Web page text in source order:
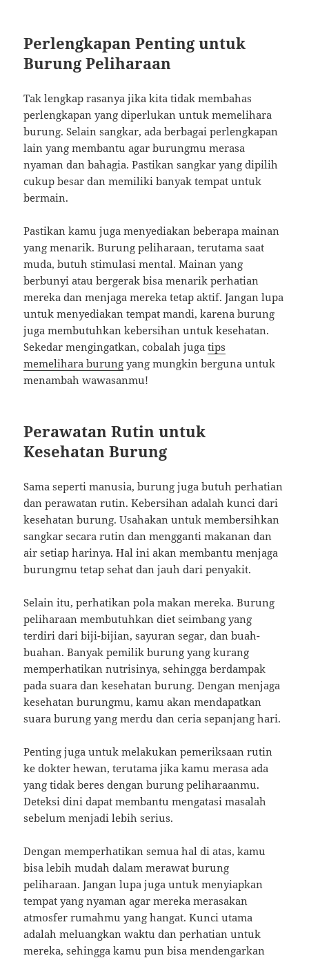
Perlengkapan Penting untuk
Burung Peliharaan
Tak lengkap rasanya jika kita tidak membahas
perlengkapan yang diperlukan untuk memelihara
burung. Selain sangkar, ada berbagai perlengkapan
lain yang membantu agar burungmu merasa
nyaman dan bahagia. Pastikan sangkar yang dipilih
cukup besar dan memiliki banyak tempat untuk
bermain.
Pastikan kamu juga menyediakan beberapa mainan
yang menarik. Burung peliharaan, terutama saat
muda, butuh stimulasi mental. Mainan yang
berbunyi atau bergerak bisa menarik perhatian
mereka dan menjaga mereka tetap aktif. Jangan lupa
untuk menyediakan tempat mandi, karena burung
juga membutuhkan kebersihan untuk kesehatan.
Sekedar mengingatkan, cobalah jugatips
memelihara burung yang mungkin berguna untuk
menambah wawasanmu!
Perawatan Rutin untuk
Kesehatan Burung
Sama seperti manusia, burung juga butuh perhatian
dan perawatan rutin. Kebersihan adalah kunci dari
kesehatan burung. Usahakan untuk membersihkan
sangkar secara rutin dan mengganti makanan dan
air setiap harinya. Hal ini akan membantu menjaga
burungmu tetap sehat dan jauh dari penyakit.
Selain itu, perhatikan pola makan mereka. Burung
peliharaan membutuhkan diet seimbang yang
terdiri dari biji-bijian, sayuran segar, dan buah-
buahan. Banyak pemilik burung yang kurang
memperhatikan nutrisinya, sehingga berdampak
pada suara dan kesehatan burung. Dengan menjaga
kesehatan burungmu, kamu akan mendapatkan
suara burung yang merdu dan ceria sepanjang hari.
Penting juga untuk melakukan pemeriksaan rutin
ke dokter hewan, terutama jika kamu merasa ada
yang tidak beres dengan burung peliharaanmu.
Deteksi dini dapat membantu mengatasi masalah
sebelum menjadi lebih serius.
Dengan memperhatikan semua hal di atas, kamu
bisa lebih mudah dalam merawat burung
peliharaan. Jangan lupa juga untuk menyiapkan
tempat yang nyaman agar mereka merasakan
atmosfer rumahmu yang hangat. Kunci utama
adalah meluangkan waktu dan perhatian untuk
mereka, sehingga kamu pun bisa mendengarkan